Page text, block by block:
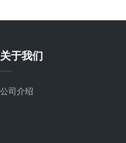
关于我们
公司介绍